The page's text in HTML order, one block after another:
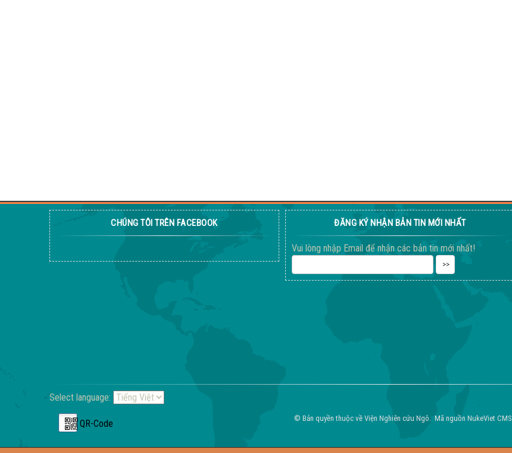
CHÚNG TÔI TRÊN FACEBOOK ĐĂNG KÝ NHẬN BẢN TIN MỚI NHẤT
Vui lòng nhập Email để nhận các bản tin mới nhất!
Select language:
QR-Code © Bản quyền thuộc về Viện Nghiên cứu Ngô. Mã nguồn NukeViet CMS